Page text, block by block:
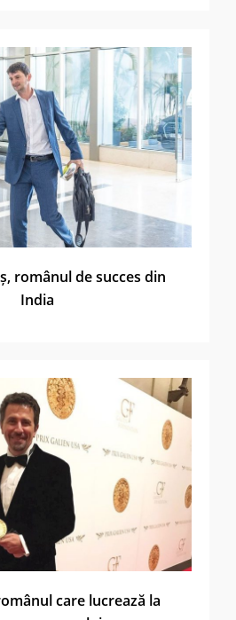
românul de succes din
India
care lucrează la